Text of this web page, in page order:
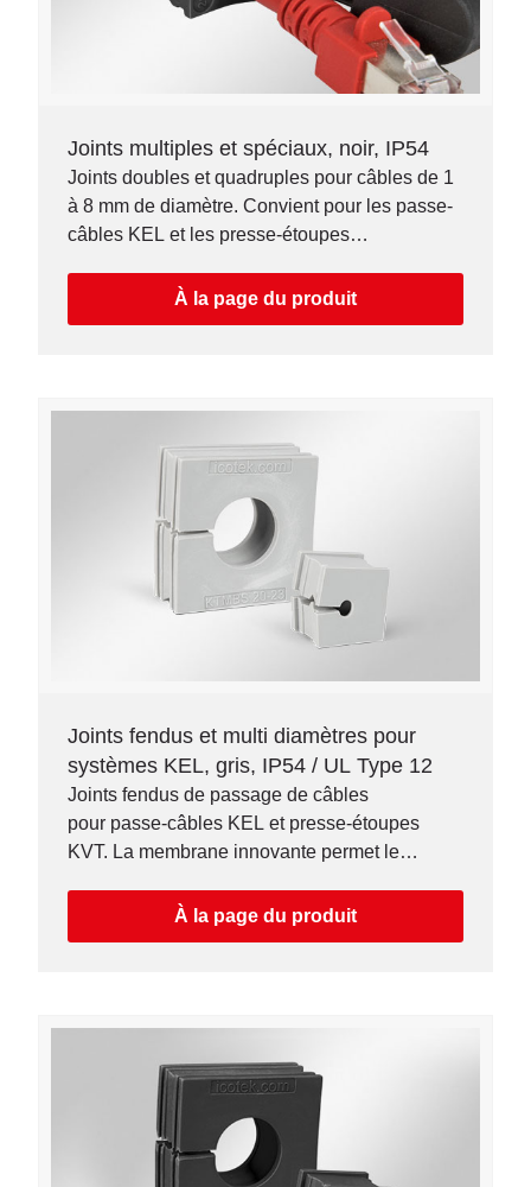
Joints multiples et spéciaux, noir, IP54
Joints doubles et quadruples pour câbles de 1
à 8 mm de diamètre. Convient pour les passe-
câbles KEL et les presse-étoupes
À la page du produit
Joints fendus et multi diamètres pour
systèmes KEL, gris, IP54 / UL Type 12
Joints fendus de passage de câbles
pour passe-câbles KEL et presse-étoupes
KVT. La membrane innovante permet le
jusqu'à 3 mm.À la page du produit